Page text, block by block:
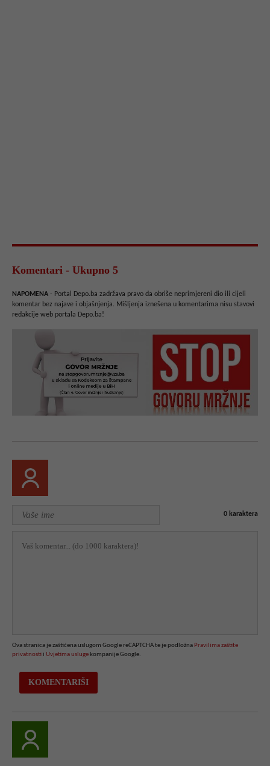
Komentari - Ukupno 5
NAPOMENA - Portal Depo.ba zadržava pravo da obriše neprimjereni dio ili cijeli
komentar bez najave i objašnjenja. Mišljenja iznešena u komentarima nisu stavovi
redakcije web portala Depo.ba!
0 karaktera
Ova stranica je zaštićena uslugom Google reCAPTCHA te je podložna Pravilima zaštite
privatnosti i Uvjetima usluge kompanije Google.